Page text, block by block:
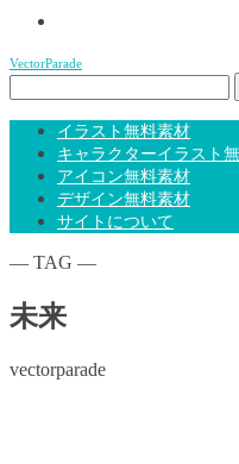
VectorParade
イラスト無料素材
キャラクターイラスト
アイコン無料素材
デザイン無料素材
サイトについて
― TAG ―
未来
vectorparade